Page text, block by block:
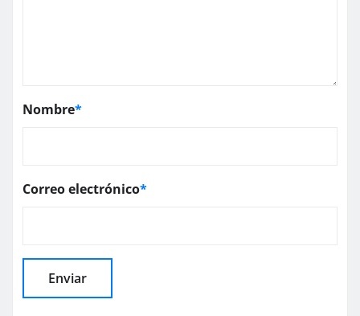
Nombre*
Correo electrónico*